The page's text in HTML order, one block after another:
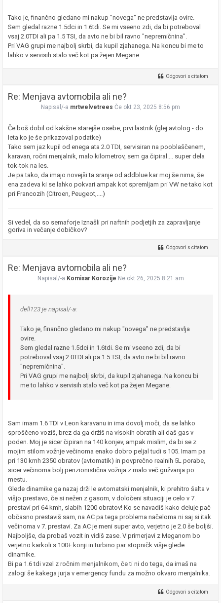
Tako je, finančno gledano mi nakup "novega" ne predstavlja ovire.
Sem gledal razne 1.5dci in 1.6tdi. Se mi vseeno zdi, da bi potreboval
vsaj 2.0TDI ali pa 1.5 TSI, da avto ne bi bil ravno "nepremičnina".
Pri VAG grupi me najbolj skrbi, da kupil zjahanega. Na koncu bi me to
lahko v servisih stalo več kot pa žejen Megane.
Odgovori s citatom
Re: Menjava avtomobila ali ne?
Napisal/-a mrtwelvetrees Če okt 23, 2025 8:56 pm
Če boš dobil od kakšne starejše osebe, prvi lastnik (glej avtolog - do
leta ko je še prikazoval podatke)
Tako sem jaz kupil od enega ata 2.0 TDI, servisiran na pooblaščenem,
karavan, ročni menjalnik, malo kilometrov, sem ga čipiral.... super dela
tok-tok na les.
Je pa tako, da imajo novejši ta sranje od addblue kar moj še nima, še
ena zadeva ki se lahko pokvari ampak kot spremljam pri VW ne tako kot
pri Francozih (Citroen, Peugeot,....)
Si vedel, da so semaforje Iznašli pri naftnih podjetjih za zapravljanje
goriva in večanje dobičkov?
Odgovori s citatom
Re: Menjava avtomobila ali ne?
Napisal/-a Komisar Korozije Ne okt 26, 2025 8:21 am
dell123 je napisal/-a:
Tako je, finančno gledano mi nakup "novega" ne predstavlja
ovire.
Sem gledal razne 1.5dci in 1.6tdi. Se mi vseeno zdi, da bi
potreboval vsaj 2.0TDI ali pa 1.5 TSI, da avto ne bi bil ravno
"nepremičnina".
Pri VAG grupi me najbolj skrbi, da kupil zjahanega. Na koncu bi
me to lahko v servisih stalo več kot pa žejen Megane.
Sam imam 1.6 TDI v Leon karavanu in ima dovolj moči, da se lahko
sproščeno voziš, brez da ga držiš na visokih obratih ali daš gas v
poden. Moj je sicer čipiran na 140 konjev, ampak mislim, da bi se z
mojim stilom vožnje večinoma enako dobro peljal tudi s 105. Imam pa
pri 130 kmh 2350 obratov (avtomatik) in povprečno realnih 5L porabe,
sicer večinoma bolj penzionistična vožnja z malo več gužvanja po
mestu.
Glede dinamike ga nazaj drži le avtomatski menjalnik, ki prehitro šalta v
višjo prestavo, če si nežen z gasom, v določeni situaciji je celo v 7.
prestavi pri 64 kmh, slabih 1200 obratov! Ko se navadiš kako deluje pač
občasno prestaviš sam, na AC pa tega problema načeloma ni saj si itak
večinoma v 7. prestavi. Za AC je meni super avto, verjetno je 2.0 še boljši.
Najboljše, da probaš vozit in vidiš zase. V primerjavi z Meganom bo
verjetno karkoli s 100+ konji in turbino par stopničk višje glede
dinamike.
Bi pa 1.6 tdi vzel z ročnim menjalnikom, če ti ni do tega, da imaš na
zalogi še kakega jurja v emergency fundu za možno okvaro menjalnika.
Odgovori s citatom